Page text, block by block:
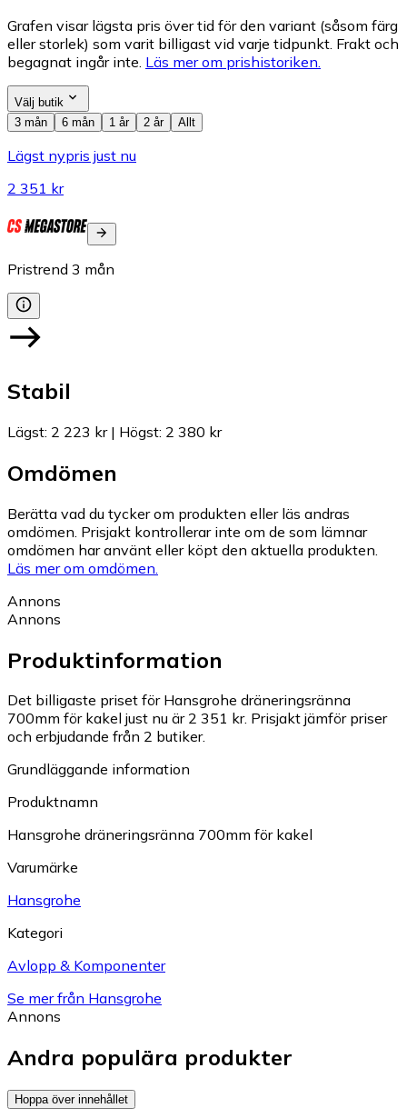
Grafen visar lägsta pris över tid för den variant (såsom färg
eller storlek) som varit billigast vid varje tidpunkt. Frakt och
begagnat ingår inte. Läs mer om prishistoriken.
Välj butik
3 mån
6 mån 1 år 2 år Allt
Lägst nypris just nu
2 351 kr
Pristrend 3 mån
Stabil
Lägst: 2 223 kr| Högst: 2 380 kr
Omdömen
Berätta vad du tycker om produkten eller läs andras
omdömen. Prisjakt kontrollerar inte om de som lämnar
omdömen har använt eller köpt den aktuella produkten.
Läs mer om omdömen.
Annons
Annons
Produktinformation
Det billigaste priset för Hansgrohe dräneringsränna
700mm för kakel just nu är 2 351 kr. Prisjakt jämför priser
och erbjudande från 2 butiker.
Grundläggande information
Produktnamn
Hansgrohe dräneringsränna 700mm för kakel
Varumärke
Hansgrohe
Kategori
Avlopp & Komponenter
Se mer från Hansgrohe
Annons
Andra populära produkter
Hoppa över innehållet